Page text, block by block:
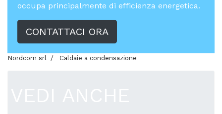
occupa principalmente di efficienza energetica.
CONTATTACI ORA
Nordcom srl Caldaie a condensazione